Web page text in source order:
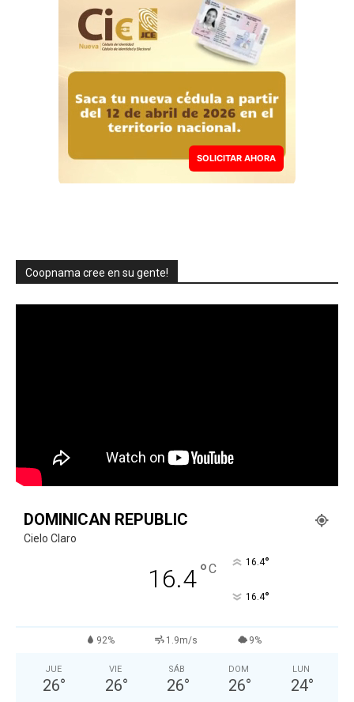
SOLICITAR AHORA
Coopnama cree en su gente!
DOMINICAN REPUBLIC
Cielo Claro
16.4°C 16.4°
16.4°
92% 1.9m/s 9%
JUE
26°
VIE
26°
SÁB
26°
DOM
26°
LUN
24°